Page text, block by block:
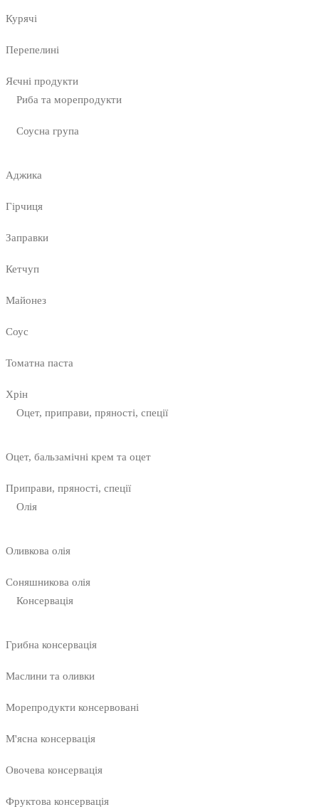
Курячі
Перепелині
Яєчні продукти
Риба та морепродукти
Соусна група
Аджика
Гірчиця
Заправки
Кетчуп
Майонез
Соус
Томатна паста
Хрін
Оцет, приправи, пряності, спеції
Оцет, бальзамічні крем та оцет
Приправи, пряності, спеції
Олія
Оливкова олія
Соняшникова олія
Консервація
Грибна консервація
Маслини та оливки
Морепродукти консервовані
М'ясна консервація
Овочева консервація
Фруктова консервація